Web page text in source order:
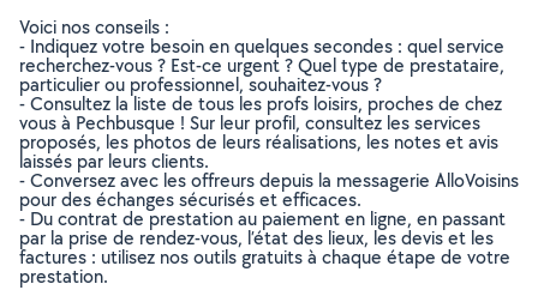
Voici nos conseils :
- Indiquez votre besoin en quelques secondes : quel service
recherchez-vous ? Est-ce urgent ? Quel type de prestataire,
particulier ou professionnel, souhaitez-vous ?
- Consultez la liste de tous les profs loisirs, proches de chez
vous à Pechbusque ! Sur leur profil, consultez les services
proposés, les photos de leurs réalisations, les notes et avis
laissés par leurs clients.
- Conversez avec les offreurs depuis la messagerie AlloVoisins
pour des échanges sécurisés et efficaces.
- Du contrat de prestation au paiement en ligne, en passant
par la prise de rendez-vous, l’état des lieux, les devis et les
factures : utilisez nos outils gratuits à chaque étape de votre
prestation.